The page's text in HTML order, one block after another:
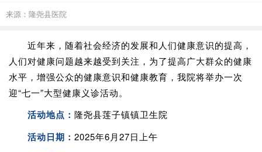
来源：隆尧县医院
近年来，随着社会经济的发展和人们健康意识的提高，
人们对健康问题越来越受到关注，为了提高广大群众的健康
水平，增强公众的健康意识和健康教育，我院将举办一次
迎“七一”大型健康义诊活动。
活动地点： 隆尧县莲子镇镇卫生院
活动日期： 2025年6月27日上午